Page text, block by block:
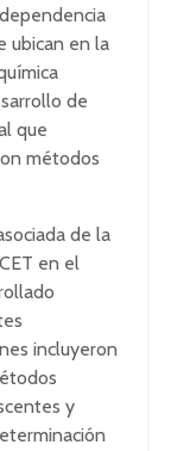
ubican en la
de
que
métodos
de la
en el
incluyeron
y